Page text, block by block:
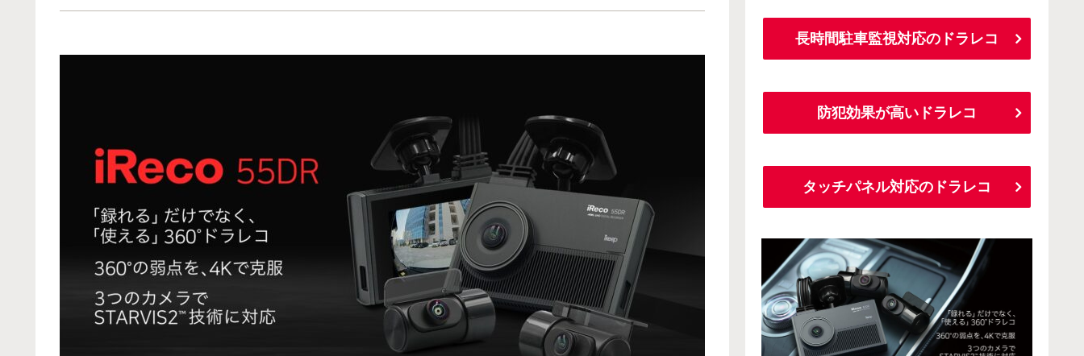
長時間駐車監視対応のドラレコ
防犯効果が高いドラレコ
タッチパネル対応のドラレコ